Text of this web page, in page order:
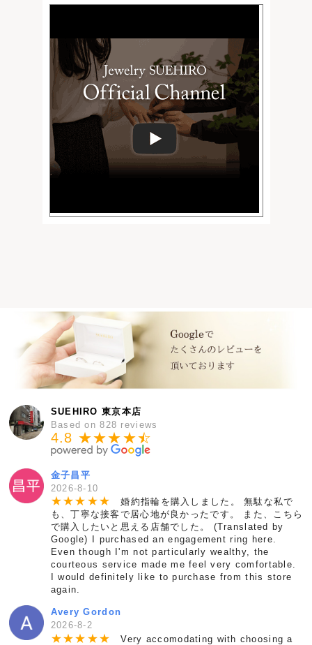
SUEHIRO 東京本店
Based on 828 reviews
4.8 ★★★★★
☆
金子昌平
2026-8-10
★★★ ★★
婚約指輪を購入しました。 無駄な私で
も、丁寧な接客で居心地が良かったです。 また、こちら
で購入したいと思える店舗でした。 (Translated by
Google) I purchased an engagement ring here.
Even though I'm not particularly wealthy, the
courteous service made me feel very comfortable.
I would definitely like to purchase from this store
again.
Avery Gordon
2026-8-2
★★★ ★★
Very accomodating with choosing a